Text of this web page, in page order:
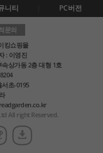
니티 PC버전
문의
킹쇼핑몰
: 이영진
상가동 2층 대형 1호
초-0195
All right Reserved.